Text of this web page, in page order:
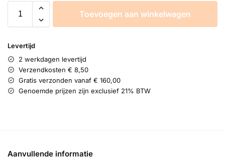
Toevoegen aan winkelwagen
Levertijd
2 werkdagen levertijd
Verzendkosten € 8,50
Gratis verzonden vanaf € 160,00
Genoemde prijzen zijn exclusief 21% BTW
Aanvullende informatie